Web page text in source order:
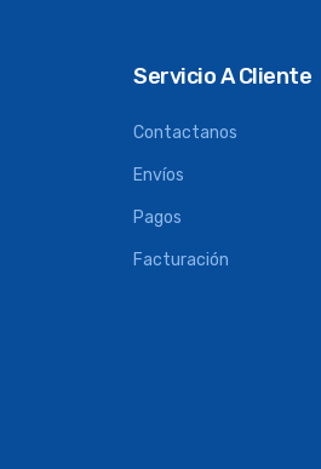
Servicio A Cliente
Contactanos
Envíos
Pagos
Facturación